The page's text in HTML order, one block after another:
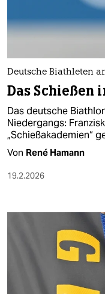
nord
wahrheit
verlag
verlag
veranstaltungen
shop
fragen & hilfe
genossenschaft
Deutsche Biathleten
Das Schießen
Das deutsche
Niedergangs:
„Schießakademien“
Von René Hamann
19.2.2026